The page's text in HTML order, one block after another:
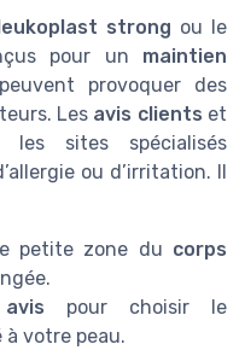
strong ou le
pour un maintien
provoquer des
Les avis clients et
sites spécialisés
ou d’irritation. Il
petite zone du corps
pour choisir le
à votre peau.